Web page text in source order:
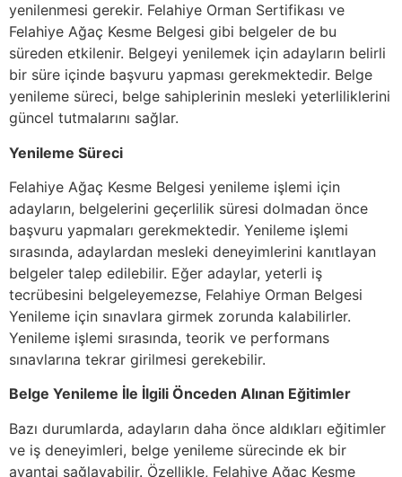
yenilenmesi gerekir. Felahiye Orman Sertifikası ve
Felahiye Ağaç Kesme Belgesi gibi belgeler de bu
süreden etkilenir. Belgeyi yenilemek için adayların belirli
bir süre içinde başvuru yapması gerekmektedir. Belge
yenileme süreci, belge sahiplerinin mesleki yeterliliklerini
güncel tutmalarını sağlar.
Yenileme Süreci
Felahiye Ağaç Kesme Belgesi yenileme işlemi için
adayların, belgelerini geçerlilik süresi dolmadan önce
başvuru yapmaları gerekmektedir. Yenileme işlemi
sırasında, adaylardan mesleki deneyimlerini kanıtlayan
belgeler talep edilebilir. Eğer adaylar, yeterli iş
tecrübesini belgeleyemezse, Felahiye Orman Belgesi
Yenileme için sınavlara girmek zorunda kalabilirler.
Yenileme işlemi sırasında, teorik ve performans
sınavlarına tekrar girilmesi gerekebilir.
Belge Yenileme İle İlgili Önceden Alınan Eğitimler
Bazı durumlarda, adayların daha önce aldıkları eğitimler
ve iş deneyimleri, belge yenileme sürecinde ek bir
avantaj sağlayabilir. Özellikle, Felahiye Ağaç Kesme